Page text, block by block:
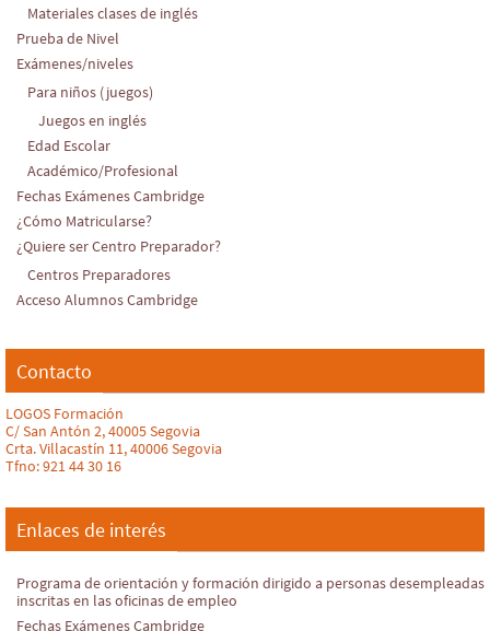
Materiales clases de inglés
Prueba de Nivel
Exámenes/niveles
Para niños (juegos)
Juegos en inglés
Edad Escolar
Académico/Profesional
Fechas Exámenes Cambridge
¿Cómo Matricularse?
¿Quiere ser Centro Preparador?
Centros Preparadores
Acceso Alumnos Cambridge
Contacto
LOGOS Formación
C/ San Antón 2, 40005 Segovia
Crta. Villacastín 11, 40006 Segovia
Tfno: 921 44 30 16
Enlaces de interés
Programa de orientación y formación dirigido a personas desempleadas
inscritas en las oficinas de empleo
Fechas Exámenes Cambridge